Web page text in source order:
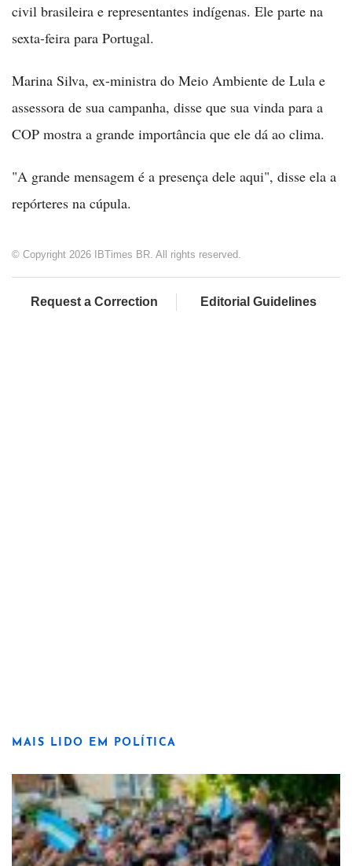
civil brasileira e representantes indígenas. Ele parte na
sexta-feira para Portugal.
Marina Silva, ex-ministra do Meio Ambiente de Lula e
assessora de sua campanha, disse que sua vinda para a
COP mostra a grande importância que ele dá ao clima.
"A grande mensagem é a presença dele aqui", disse ela a
repórteres na cúpula.
© Copyright 2026 IBTimes BR. All rights reserved.
Request a Correction Editorial Guidelines
MAIS LIDO EM POLÍTICA